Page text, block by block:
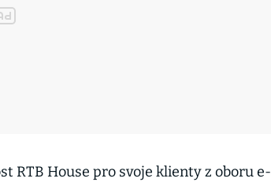
RTB House pro svoje klienty z oboru e-